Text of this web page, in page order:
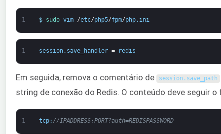
1 $ sudo vim /etc/php5/fpm/php. ini
1 session. save_handler = redis
Em seguida, remova o comentário de session . save_path
string de conexão do Redis. O conteúdo deve seguir
1 tcp: //IPADDRESS:PORT?auth=REDISPASSWORD